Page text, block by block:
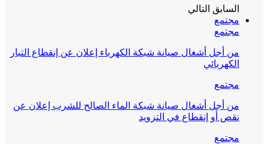
السابق التالي
مجتمع
مجتمع
من أجل أشغال صيانة شبكة الكهرباء إعلان عن إنقطاع التيار
الكهربائي
مجتمع
من أجل أشغال صيانة شبكة الماء الصالح للشرب إعلان عن
نقص أو إنقطاع في التزويد
مجتمع